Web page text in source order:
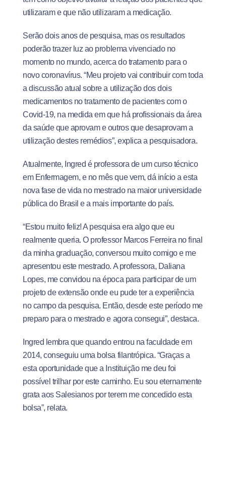
utilizaram e que não utilizaram a medicação.
Serão dois anos de pesquisa, mas os resultados
poderão trazer luz ao problema vivenciado no
momento no mundo, acerca do tratamento para o
novo coronavírus. “Meu projeto vai contribuir com toda
a discussão atual sobre a utilização dos dois
medicamentos no tratamento de pacientes com o
Covid-19, na medida em que há profissionais da área
da saúde que aprovam e outros que desaprovam a
utilização destes remédios”, explica a pesquisadora.
Atualmente, Ingred é professora de um curso técnico
em Enfermagem, e no mês que vem, dá início a esta
nova fase de vida no mestrado na maior universidade
pública do Brasil e a mais importante do país.
“Estou muito feliz! A pesquisa era algo que eu
realmente queria. O professor Marcos Ferreira no final
da minha graduação, conversou muito comigo e me
apresentou este mestrado. A professora, Daliana
Lopes, me convidou na época para participar de um
projeto de extensão onde eu pude ter a experiência
no campo da pesquisa. Então, desde este período me
preparo para o mestrado e agora consegui”, destaca.
Ingred lembra que quando entrou na faculdade em
2014, conseguiu uma bolsa filantrópica. “Graças a
esta oportunidade que a Instituição me deu foi
possível trilhar por este caminho. Eu sou eternamente
grata aos Salesianos por terem me concedido esta
bolsa”, relata.